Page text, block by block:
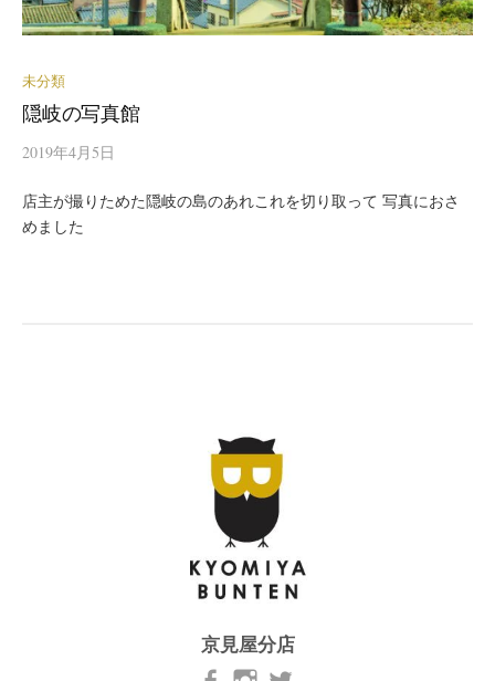
未分類
隠岐の写真館
2019年4月5日
店主が撮りためた隠岐の島のあれこれを切り取って 写真におさ
めました
京見屋分店